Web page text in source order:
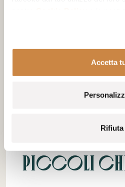
Accetta
Rifiuta
Piccoli